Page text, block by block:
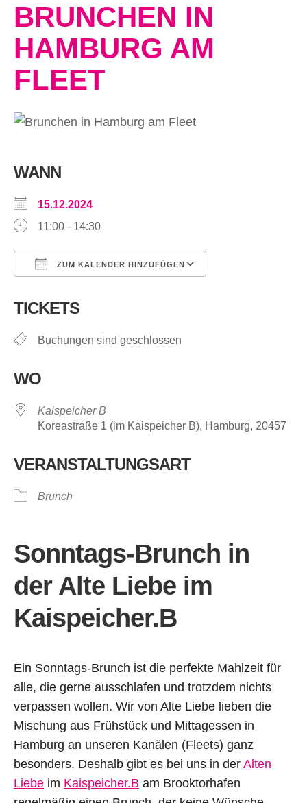
BRUNCHEN IN
HAMBURG AM
FLEET
WANN
15.12.2024
11:00 - 14:30
ZUM KALENDER HINZUFÜGEN
TICKETS
Buchungen sind geschlossen
WO
Kaispeicher B
Koreastraße 1 (im Kaispeicher B), Hamburg, 20457
VERANSTALTUNGSART
Brunch
Sonntags-Brunch in
der Alte Liebe im
Kaispeicher.B
Ein Sonntags-Brunch ist die perfekte Mahlzeit für
alle, die gerne ausschlafen und trotzdem nichts
verpassen wollen. Wir von Alte Liebe lieben die
Mischung aus Frühstück und Mittagessen in
Hamburg an unseren Kanälen (Fleets) ganz
besonders. Deshalb gibt es bei uns in der Alten
Liebe im Kaispeicher.B am Brooktorhafen